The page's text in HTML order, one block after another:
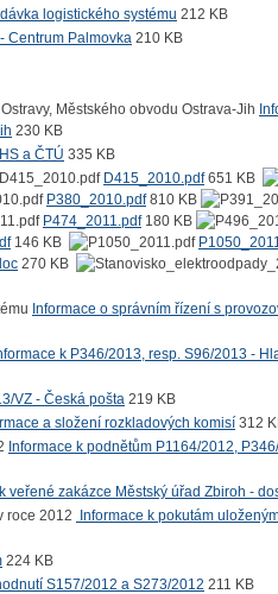
logistického systému 212 KB
Centrum Palmovka 210 KB
230 KB
a ČTÚ 335 KB
D415_2010.pdf651 KB
P380_2010.pdf810 KB
P474_2011.pdf180 KB
146 KB
270 KB
Informace o správním řízení s
k P346/2013, resp. S96/2013 -
VZ - Česká pošta 219 KB
a složení rozkladových komisí 312
Informace k podnětům P1164/2012,
veřené zakázce Městský úřad Zbiroh -
Informace k pokutám
224 KB
S157/2012 a S273/2012 211 KB